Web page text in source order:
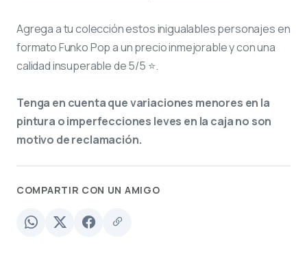
Agrega a tu colección estos inigualables personajes en
formato Funko Pop a un precio inmejorable y con una
calidad insuperable de 5/5 ⭐.
Tenga en cuenta que variaciones menores en la
pintura o imperfecciones leves en la caja no son
motivo de reclamación.
COMPARTIR CON UN AMIGO